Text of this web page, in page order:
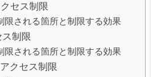
セス制限
限される箇所と制限する効果
制限
限される箇所と制限する効果
クセス制限